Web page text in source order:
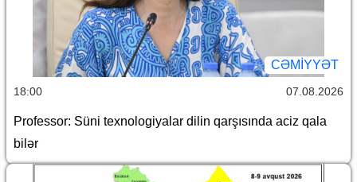
CƏMİYYƏT
18:00 07.08.2026
Professor: Süni texnologiyalar dilin qarşısında aciz qala
bilər